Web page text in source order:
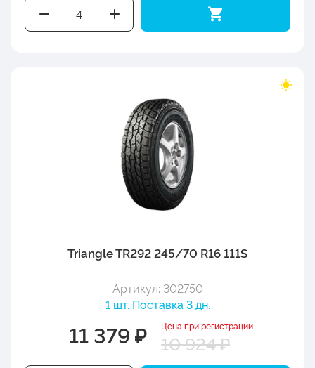
Triangle TR292 245/70 R16 111S
Артикул: 302750
1 шт. Поставка 3 дн.
11 379 ₽ Цена при регистрации
10 924 ₽